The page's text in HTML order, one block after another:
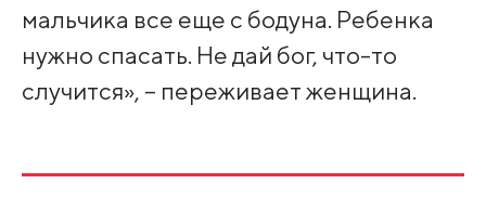
мальчика все еще с бодуна. Ребенка
нужно спасать. Не дай бог, что-то
случится», – переживает женщина.